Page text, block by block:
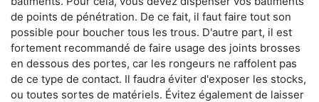
de points de pénétration. De ce fait, il faut faire tout son
possible pour boucher tous les trous. D'autre part, il est
fortement recommandé de faire usage des joints brosses
en dessous des portes, car les rongeurs ne raffolent pas
de ce type de contact. Il faudra éviter d'exposer les stocks,
ou toutes sortes de matériels. Évitez également de laisser